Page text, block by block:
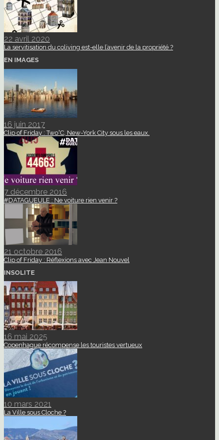
22 avril 2020
La servitisation du coliving est-elle l’avenir de la propriété ?
EN IMAGES
16 juin 2017
Clip of Friday : Two°C, New-York City sous les eaux.
7 décembre 2016
#DATAGUEULE : Ne voiture rien venir ?
21 octobre 2016
Clip of Friday : Réflexions avec Jean Nouvel
INSOLITE
16 mai 2025
Copenhague récompense les touristes vertueux
10 mars 2021
La Ville sous Cloche ?